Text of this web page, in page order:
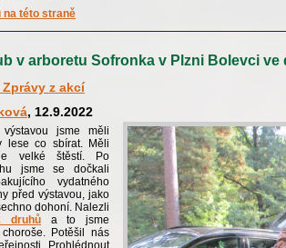
na této straně
v arboretu Sofronka v Plzni Bolevci ve
z akcí
, 12.9.2022
jsme měli
lese co sbírat. Měli
velké štěstí. Po
jsme se dočkali
vydatného
před výstavou, jako
dohoní. Nalezli
druhů a to jsme
Potěšil nás
Prohlédnout